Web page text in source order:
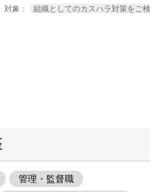
応の心構えとスキル～厚生労働
対象： 組織としてのカスハラ対策をご検
の方
管理・監督職